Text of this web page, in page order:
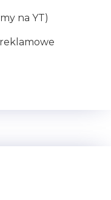
na YT)